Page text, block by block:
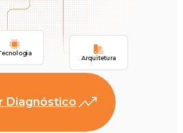
Arquitetura
Diagnóstico